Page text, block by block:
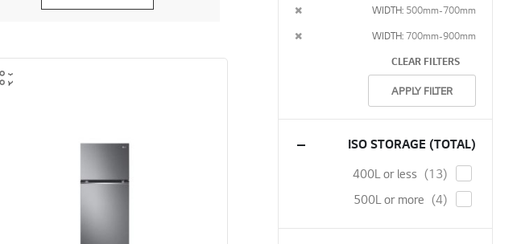
Descending
WIDTH 500mm-700mm
WIDTH 700mm-900mm
CLEAR FILTERS
APPLY FILTER
ISO STORAGE (TOTAL)
400L or less 13
items
500L or more
4
items